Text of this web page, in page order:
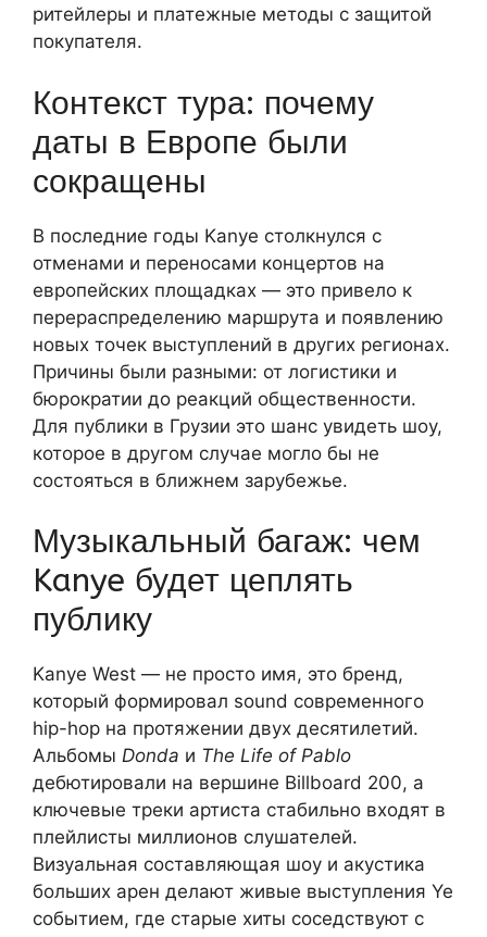
ритейлеры и платежные методы с защитой
покупателя.
Контекст тура: почему
даты в Европе были
сокращены
В последние годы Kanye столкнулся с
отменами и переносами концертов на
европейских площадках — это привело к
перераспределению маршрута и появлению
новых точек выступлений в других регионах.
Причины были разными: от логистики и
бюрократии до реакций общественности.
Для публики в Грузии это шанс увидеть шоу,
которое в другом случае могло бы не
состояться в ближнем зарубежье.
Музыкальный багаж: чем
Kanye будет цеплять
публику
Kanye West — не просто имя, это бренд,
который формировал sound современного
hip-hop на протяжении двух десятилетий.
Альбомы Donda и The Life of Pablo
дебютировали на вершине Billboard 200, а
ключевые треки артиста стабильно входят в
плейлисты миллионов слушателей.
Визуальная составляющая шоу и акустика
больших арен делают живые выступления Ye
событием, где старые хиты соседствуют с